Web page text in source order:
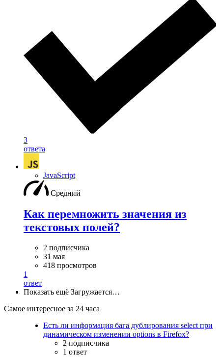
3
ответа
JavaScript
Средний
Как перемножить значения из
текстовых полей?
2 подписчика
31 мая
418 просмотров
1
ответ
Показать ещё Загружается…
Самое интересное за 24 часа
Есть ли информация бага дублирования select при
динамическом изменении options в Firefox?
2 подписчика
1 ответ